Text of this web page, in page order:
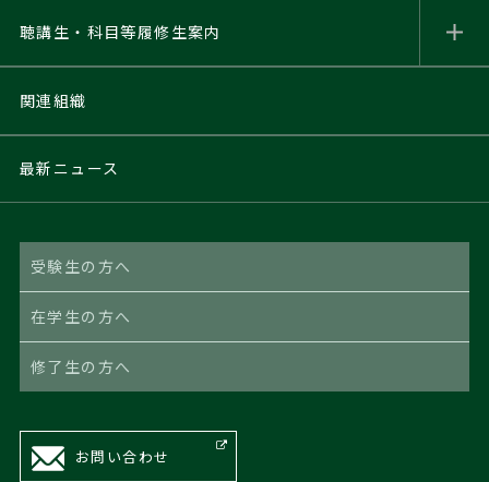
聴講生・科目等履修生案内
関連組織
最新ニュース
受験生の方へ
在学生の方へ
修了生の方へ
お問い合わせ